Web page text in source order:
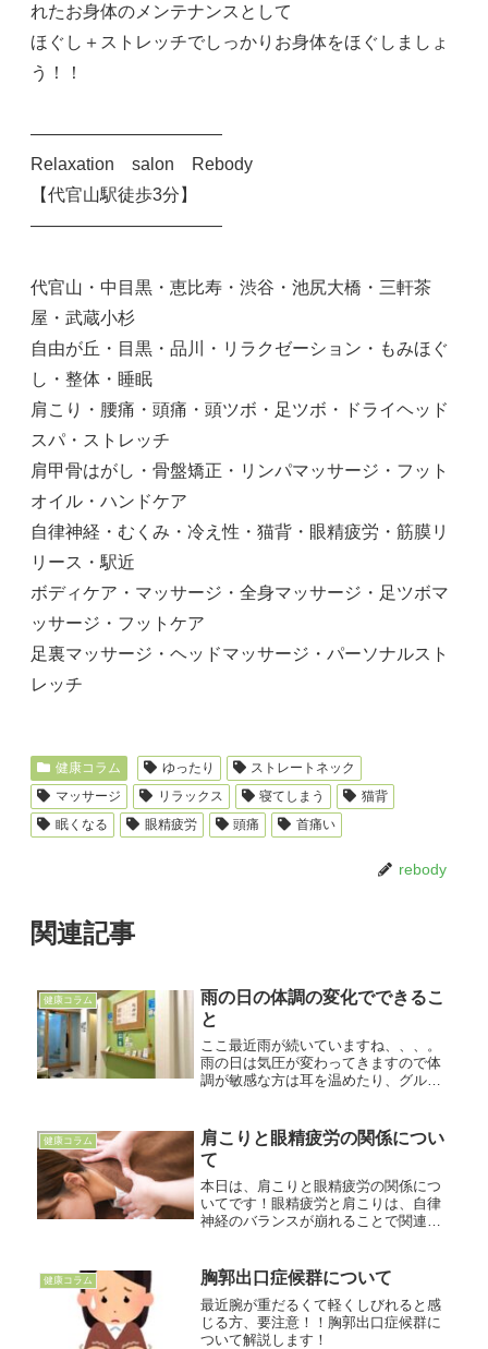
れたお身体のメンテナンスとして
ほぐし＋ストレッチでしっかりお身体をほぐしましょ
う！！
———————————
Relaxation salon Rebody
【代官山駅徒歩3分】
———————————
代官山・中目黒・恵比寿・渋谷・池尻大橋・三軒茶
屋・武蔵小杉
自由が丘・目黒・品川・リラクゼーション・もみほぐ
し・整体・睡眠
肩こり・腰痛・頭痛・頭ツボ・足ツボ・ドライヘッド
スパ・ストレッチ
肩甲骨はがし・骨盤矯正・リンパマッサージ・フット
オイル・ハンドケア
自律神経・むくみ・冷え性・猫背・眼精疲労・筋膜リ
リース・駅近
ボディケア・マッサージ・全身マッサージ・足ツボマ
ッサージ・フットケア
足裏マッサージ・ヘッドマッサージ・パーソナルスト
レッチ
健康コラム ゆったり
ストレートネック
マッサージ
リラックス 寝てしまう
猫背
眠くなる
眼精疲労 頭痛 首痛い
rebody
関連記事
健康コラム
雨の日の体調の変化でできるこ
と
ここ最近雨が続いていますね、、、。
雨の日は気圧が変わってきますので体
調が敏感な方は耳を温めたり、グルグ
ぜひお試しくださ
い！ ーーーー
ーーーーーーー...
健康コラム
肩こりと眼精疲労の関係につい
て
本日は、肩こりと眼精疲労の関係につ
いてです！眼精疲労と肩こりは、自律
神経のバランスが崩れることで関連し
というデータもあります。〇眼精疲労
と肩こりの関係目のまわりには眼球
や...
健康コラム 胸郭出口症候群について
最近腕が重だるくて軽くしびれると感
じる方、要注意！！胸郭出口症候群に
ついて解説します！